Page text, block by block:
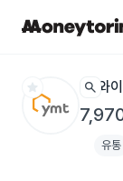
star search 와
유통